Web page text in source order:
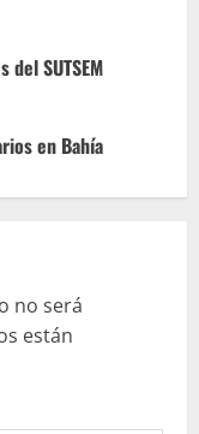
SUTSEM
en Bahía
no será
están